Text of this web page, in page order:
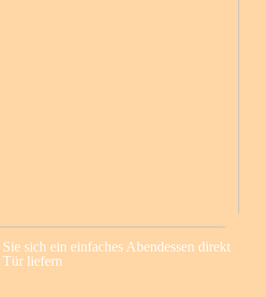
Sie sich ein einfaches Abendessen direkt
Tür liefern